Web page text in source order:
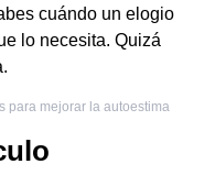
cuándo un elogio
lo necesita. Quizá
para mejorar la autoestima